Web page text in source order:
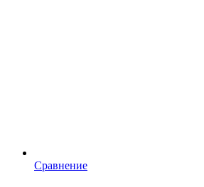
Сравнение